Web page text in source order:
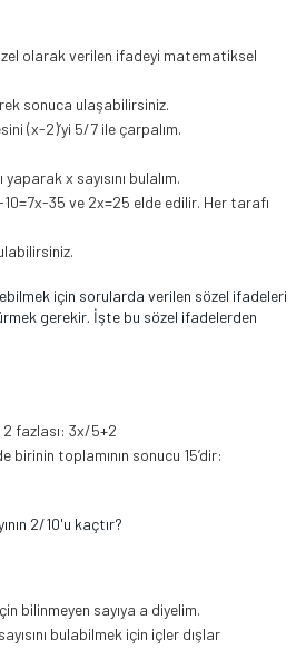
olarak verilen ifadeyi matematiksel
sonuca ulaşabilirsiniz.
(x-2)’yi 5/7 ile çarpalım.
x sayısını bulalım.
35 ve 2x=25 elde edilir. Her tarafı
için sorularda verilen sözel ifadeleri
gerekir. İşte bu sözel ifadelerden
2 fazlası: 3x/5+2
birinin toplamının sonucu 15’dir:
2/10'u kaçtır?
bilinmeyen sayıya a diyelim.
bulabilmek için içler dışlar